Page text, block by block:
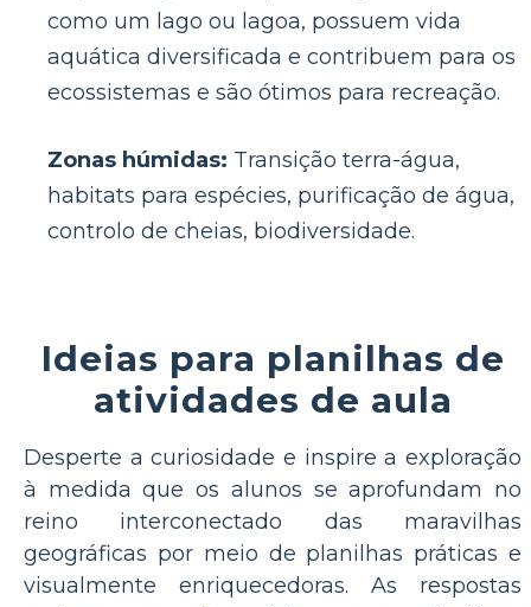
como um lago ou lagoa, possuem vida
aquática diversificada e contribuem para os
ecossistemas e são ótimos para recreação.
Zonas húmidas: Transição terra-água,
habitats para espécies, purificação de água,
controlo de cheias, biodiversidade.
Ideias para planilhas de
atividades de aula
Desperte a curiosidade e inspire a exploração
à medida que os alunos se aprofundam no
reino interconectado das maravilhas
geográficas por meio de planilhas práticas e
visualmente enriquecedoras. As respostas